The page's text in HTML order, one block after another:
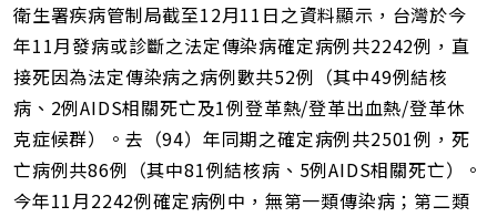
短
網
址
衛生署疾病管制局截至12月11日之資料顯示，台灣於今
年11月發病或診斷之法定傳染病確定病例共2242例，直
接死因為法定傳染病之病例數共52例（其中49例結核
病、2例AIDS相關死亡及1例登革熱/登革出血熱/登革休
克症候群）。去（94）年同期之確定病例共2501例，死
亡病例共86例（其中81例結核病、5例AIDS相關死亡）。
今年11月2242例確定病例中，無第一類傳染病；第二類